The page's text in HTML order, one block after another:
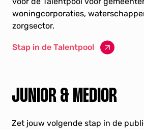
woningcorporaties,
zorgsector.
Stap in de Talentpool
JUNIOR & MEDIOR
Zet jouw volgende stap in de